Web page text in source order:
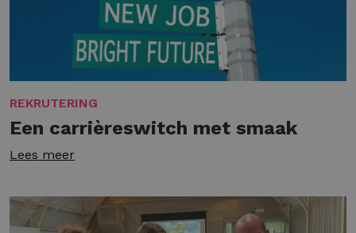
REKRUTERING
Een carrièreswitch met smaak
Lees meer